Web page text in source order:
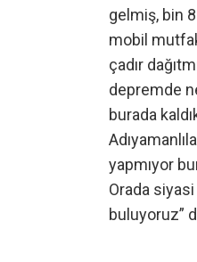
gelmiş, bin
mobil
çadır
depremde
burada
yapmıyor
Orada
buluyoruz”